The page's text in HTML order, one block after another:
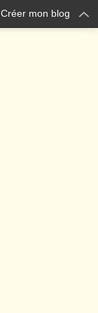
Créer mon blog